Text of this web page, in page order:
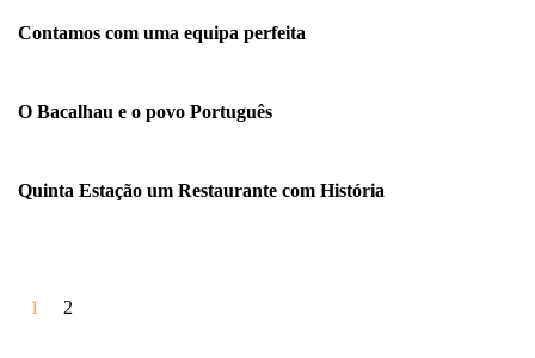
Contamos com uma equipa perfeita
O Bacalhau e o povo Português
Quinta Estação um Restaurante com História
1 2